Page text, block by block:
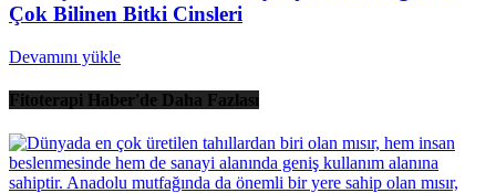
Çok Bilinen Bitki Cinsleri
Devamını yükle
Fitoterapi Haber'de Daha Fazlası